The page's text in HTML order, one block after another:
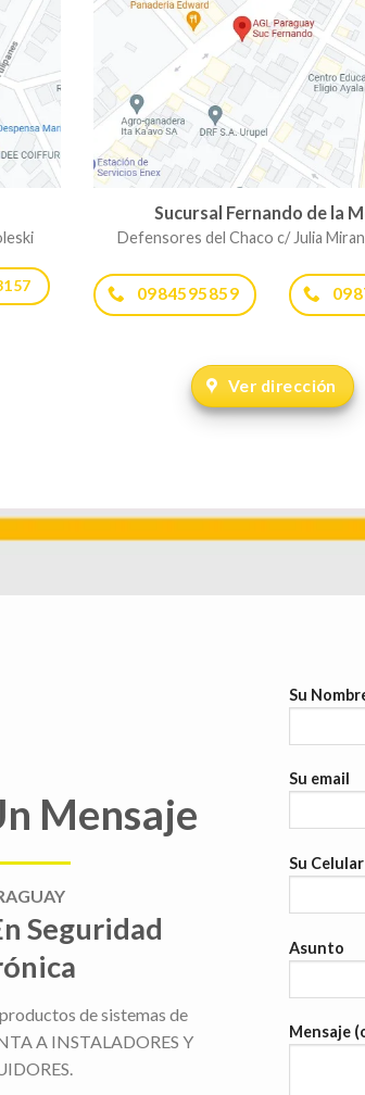
Sucursal Fernando de la
Defensores del Chaco c/ Julia
0984595859
Ver dirección
Mensaje
Seguridad
de sistemas de
A INSTALADORES Y
Su
Su email
Su Celular
Asunto
Mensaje